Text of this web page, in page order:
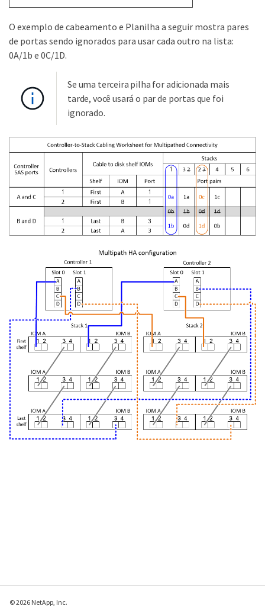
O exemplo de cabeamento e Planilha a seguir mostra pares
de portas sendo ignorados para usar cada outro na lista:
0A/1b e 0C/1D.
Se uma terceira pilha for adicionada mais
tarde, você usará o par de portas que foi
ignorado.
© 2026 NetApp, Inc.